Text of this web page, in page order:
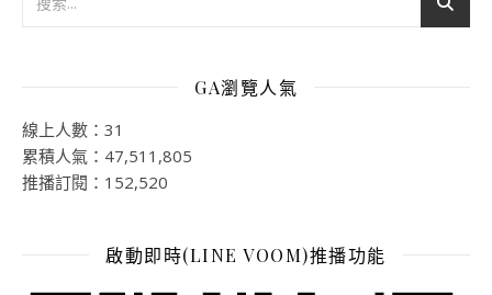
GA瀏覽人氣
線上人數：31
累積人氣：47,511,805
推播訂閱：152,520
啟動即時(LINE VOOM)推播功能